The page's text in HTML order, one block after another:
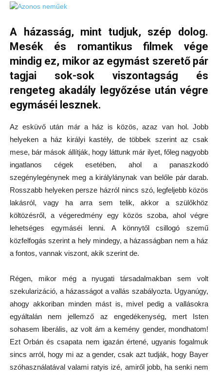
A házasság, mint tudjuk, szép dolog.
Mesék és romantikus filmek vége
mindig ez, mikor az egymást szerető pár
tagjai sok-sok viszontagság és
rengeteg akadály legyőzése után végre
egymáséi lesznek.
Az esküvő után már a ház is közös, azaz van hol. Jobb
helyeken a ház királyi kastély, de többek szerint az csak
mese, bár mások állítják, hogy láttunk már ilyet, főleg nagyobb
ingatlanos cégek esetében, ahol a panaszkodó
szegénylegénynek meg a királylánynak van belőle pár darab.
Rosszabb helyeken persze házról nincs szó, legfeljebb közös
lakásról, vagy ha arra sem telik, akkor a szülőkhöz
költözésről, a végeredmény egy közös szoba, ahol végre
lehetséges egymáséi lenni. A könnytől csillogó szemű
közfelfogás szerint a hely mindegy, a házasságban nem a ház
a fontos, vannak viszont, akik szerint de.
Régen, mikor még a nyugati társadalmakban sem volt
szekularizáció, a házasságot a vallás szabályozta. Ugyanúgy,
ahogy akkoriban minden mást is, mivel pedig a vallásokra
egyáltalán nem jellemző az engedékenység, mert Isten
sohasem liberális, az volt ám a kemény gender, mondhatom!
Ezt Orbán és csapata nem igazán értené, ugyanis fogalmuk
sincs arról, hogy mi az a gender, csak azt tudják, hogy Bayer
szóhasználatával valami ratyis izé, amiről jobb, ha senki nem